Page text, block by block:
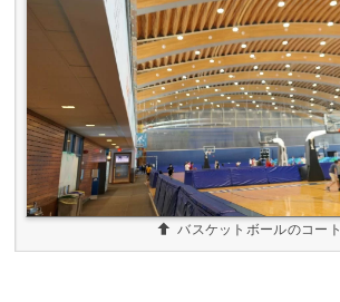
バスケットボールのコート